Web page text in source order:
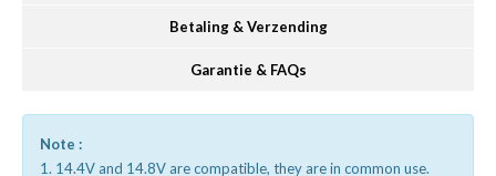
Betaling & Verzending
Garantie & FAQs
Note :
1. 14.4V and 14.8V are compatible, they are in common use.